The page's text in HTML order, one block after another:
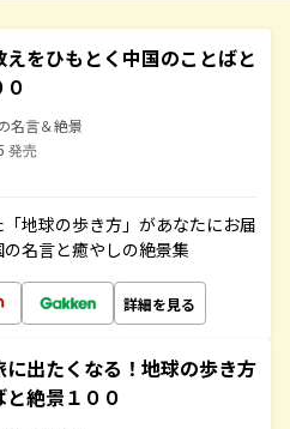
えをひもとく中国のことばと
名言＆絶景
発売
地球の歩き方」があなたにお届
名言と癒やしの絶景集
詳細を見る
に出たくなる！地球の歩き方
と絶景１００